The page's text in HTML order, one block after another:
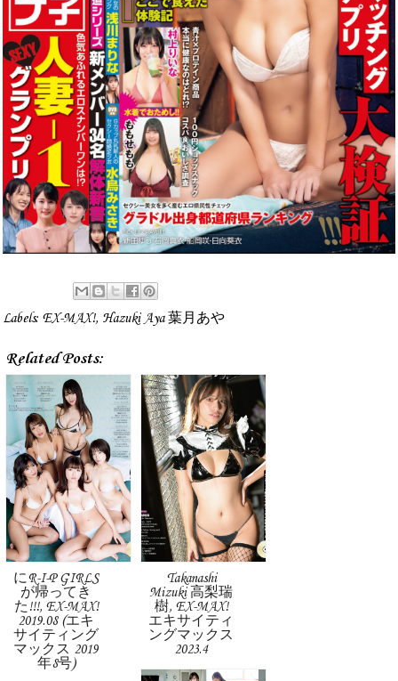
Labels: EX-MAX!, Hazuki Aya 葉月あや
Related Posts:
にR-I-P GIRLS
が帰ってき
た!!!, EX-MAX!
2019.08 (エキ
サイティング
マックス 2019
年8号)
Takanashi
Mizuki 高梨瑞
樹, EX-MAX!
エキサイティ
ングマックス
2023.4